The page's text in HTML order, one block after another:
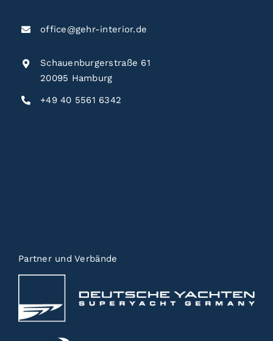
office@gehr-interior.de
Schauenburgerstraße 61
20095 Hamburg
+49 40 5561 6342
Partner und Verbände